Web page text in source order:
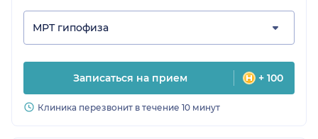
МРТ гипофиза
Записаться на прием + 100
Клиника перезвонит в течение 10 минут